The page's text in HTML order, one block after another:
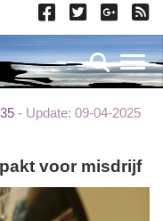
Update: 09-04-2025
voor misdrijf